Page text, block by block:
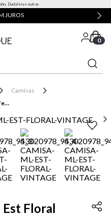
Dudalina e outras
JUROS
0
Camisas
Camisa Dudalina Ml Est Floral Vintage Feminina
Est Floral